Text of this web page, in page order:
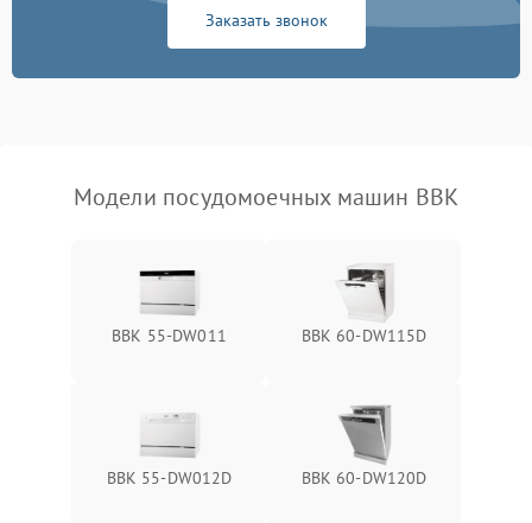
Заказать звонок
Модели посудомоечных машин BBK
BBK 55-DW011 BBK 60-DW115D
BBK 55-DW012D BBK 60-DW120D